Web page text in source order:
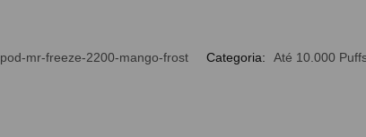
pod-mr-freeze-2200-mango-frost Categoria: Até 10.000